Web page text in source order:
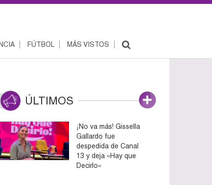
FÚTBOL MÁS VISTOS
ÚLTIMOS
¡No va más! Gissella
Gallardo fue
despedida de Canal
13 y deja «Hay que
Decirlo»